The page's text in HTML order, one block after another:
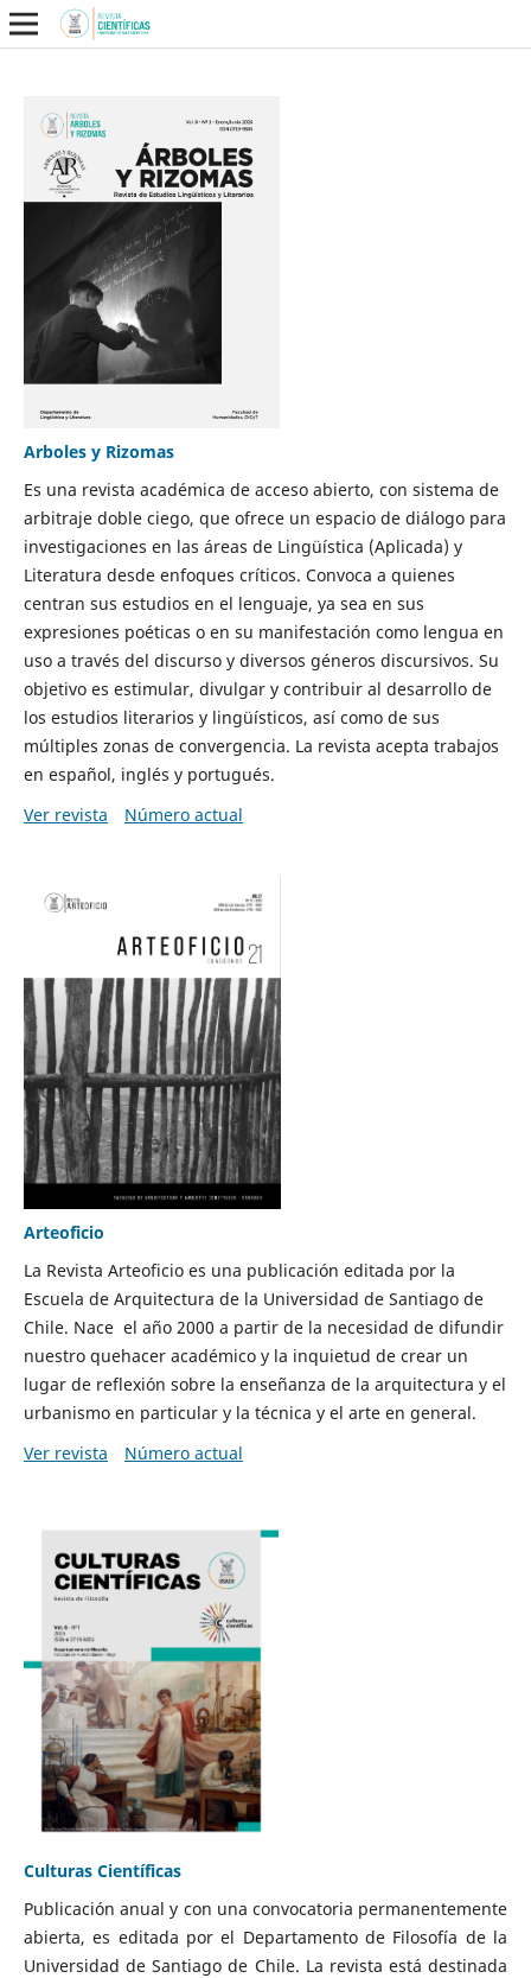
Arboles y Rizomas
Es una revista académica de acceso abierto, con sistema de
arbitraje doble ciego, que ofrece un espacio de diálogo para
investigaciones en las áreas de Lingüística (Aplicada) y
Literatura desde enfoques críticos. Convoca a quienes
centran sus estudios en el lenguaje, ya sea en sus
expresiones poéticas o en su manifestación como lengua en
uso a través del discurso y diversos géneros discursivos. Su
objetivo es estimular, divulgar y contribuir al desarrollo de
los estudios literarios y lingüísticos, así como de sus
múltiples zonas de convergencia. La revista acepta trabajos
en español, inglés y portugués.
Ver revista
Número actual
Arteoficio
La Revista Arteoficio es una publicación editada por la
Escuela de Arquitectura de la Universidad de Santiago de
Chile. Nace el año 2000 a partir de la necesidad de difundir
nuestro quehacer académico y la inquietud de crear un
lugar de reflexión sobre la enseñanza de la arquitectura y el
urbanismo en particular y la técnica y el arte en general.
Ver revista
Número actual
Culturas Científicas
Publicación anual y con una convocatoria permanentemente
abierta, es editada por el Departamento de Filosofía de la
Universidad de Santiago de Chile. La revista está destinada